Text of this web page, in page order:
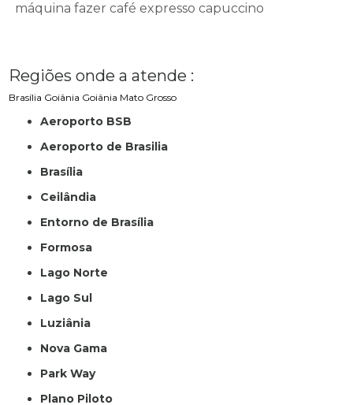
máquina fazer café expresso capuccino
Regiões onde a atende :
Brasília Goiânia Goiânia Mato Grosso
Aeroporto BSB
Aeroporto de Brasilia
Brasília
Ceilândia
Entorno de Brasília
Formosa
Lago Norte
Lago Sul
Luziânia
Nova Gama
Park Way
Plano Piloto